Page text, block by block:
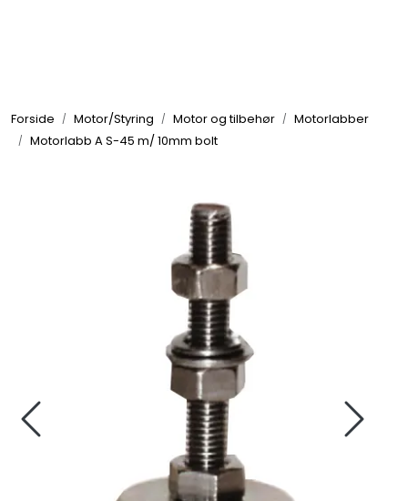
Forside Motor/Styring Motor og tilbehør
Motorlabber
Motorlabb A S-45 m/ 10mm bolt
Elektrisk